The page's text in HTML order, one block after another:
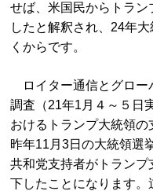
せば、米国民からトラ
したと解釈され、24年
くからです。
ロイター通信とグロー
調査（21年1月４～５日
おけるトランプ大統領の
昨年11月3日の大統領選
共和党支持者がトラン
下したことになります